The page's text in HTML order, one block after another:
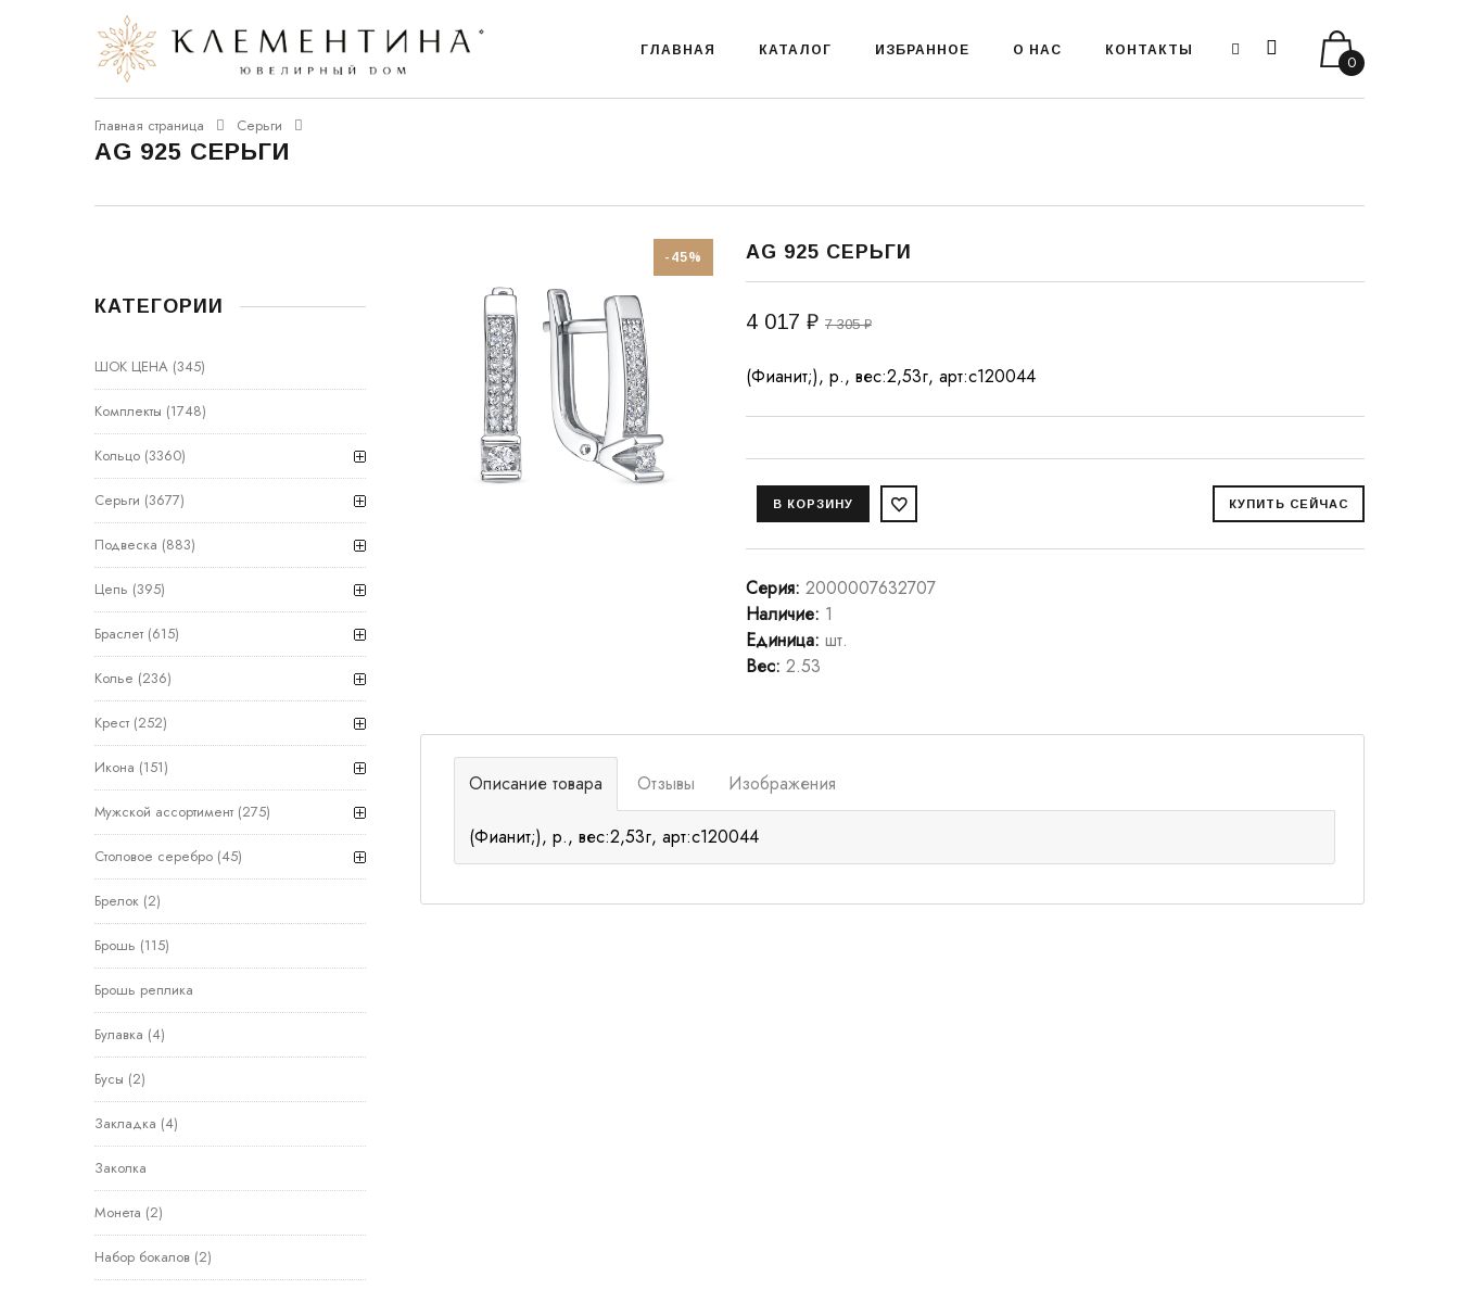
0
ГЛАВНАЯ КАТАЛОГ ИЗБРАННОЕ О НАС КОНТАКТЫ
Главная страница Серьги
AG 925 СЕРЬГИ
-45% AG 925 СЕРЬГИ
4 017 ₽ 7 305 ₽
(Фианит;), р., вес:2,53г, арт:с120044
Серия: 2000007632707
Наличие: 1
Единица: шт.
Вес: 2.53
Описание товара
(Фианит;), р., вес:2,53г, арт:с120044
Отзывы Изображения
КАТЕГОРИИ
ШОК ЦЕНА (345)
Комплекты (1748)
Кольцо (3360)
Серьги (3677)
Подвеска (883)
Цепь (395)
Браслет (615)
Колье (236)
Крест (252)
Икона (151)
Мужской ассортимент (275)
Столовое серебро (45)
Брелок (2)
Брошь (115)
Брошь реплика
Булавка (4)
Бусы (2)
Закладка (4)
Заколка
Монета (2)
Набор бокалов (2)